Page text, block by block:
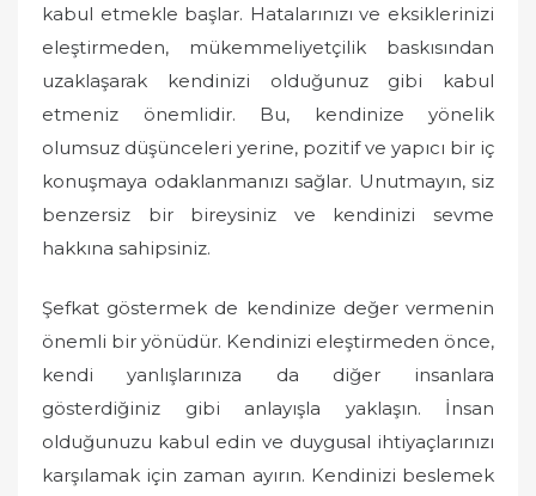
kabul etmekle başlar. Hatalarınızı ve eksiklerinizi
eleştirmeden, mükemmeliyetçilik baskısından
uzaklaşarak kendinizi olduğunuz gibi kabul
etmeniz önemlidir. Bu, kendinize yönelik
olumsuz düşünceleri yerine, pozitif ve yapıcı bir iç
konuşmaya odaklanmanızı sağlar. Unutmayın, siz
benzersiz bir bireysiniz ve kendinizi sevme
hakkına sahipsiniz.
Şefkat göstermek de kendinize değer vermenin
önemli bir yönüdür. Kendinizi eleştirmeden önce,
kendi yanlışlarınıza da diğer insanlara
gösterdiğiniz gibi anlayışla yaklaşın. İnsan
olduğunuzu kabul edin ve duygusal ihtiyaçlarınızı
karşılamak için zaman ayırın. Kendinizi beslemek